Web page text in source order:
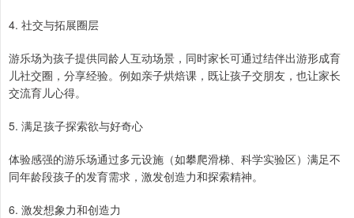
4. 社交与拓展圈层
游乐场为孩子提供同龄人互动场景，同时家长可通过结伴出游形成育
儿社交圈，分享经验。例如亲子烘焙课，既让孩子交朋友，也让家长
交流育儿心得。
5. 满足孩子探索欲与好奇心
体验感强的游乐场通过多元设施（如攀爬滑梯、科学实验区）满足不
同年龄段孩子的发育需求，激发创造力和探索精神。
6. 激发想象力和创造力